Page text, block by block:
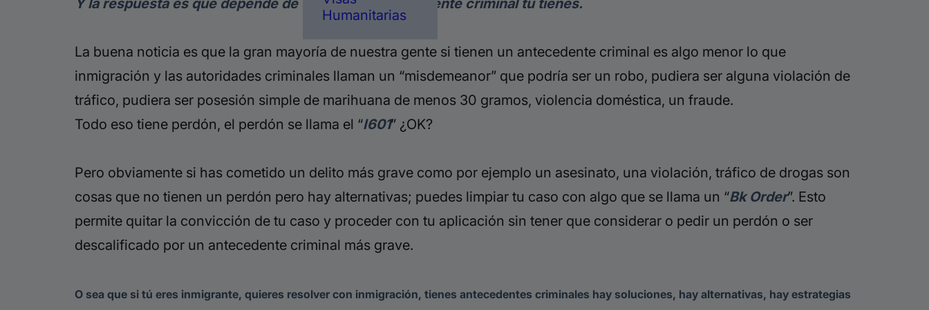
Humanitarias
Y la respuesta es que depende de qué tipo de antecedente criminal tú tienes.
La buena noticia es que la gran mayoría de nuestra gente si tienen un antecedente criminal es algo menor lo que
inmigración y las autoridades criminales llaman un “misdemeanor” que podría ser un robo, pudiera ser alguna violación de
tráfico, pudiera ser posesión simple de marihuana de menos 30 gramos, violencia doméstica, un fraude.
Todo eso tiene perdón, el perdón se llama el “I601” ¿OK?
Pero obviamente si has cometido un delito más grave como por ejemplo un asesinato, una violación, tráfico de drogas son
cosas que no tienen un perdón pero hay alternativas; puedes limpiar tu caso con algo que se llama un “Bk Order”. Esto
permite quitar la convicción de tu caso y proceder con tu aplicación sin tener que considerar o pedir un perdón o ser
descalificado por un antecedente criminal más grave.
O sea que si tú eres inmigrante, quieres resolver con inmigración, tienes antecedentes criminales hay soluciones, hay alternativas, hay estrategias